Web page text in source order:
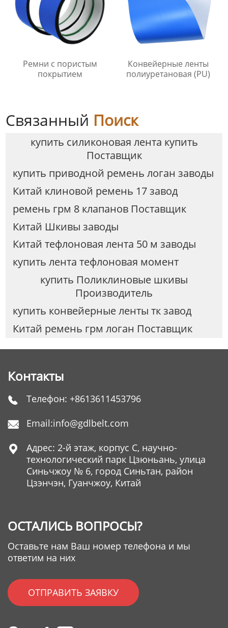
Ремни с пористым
покрытием
Конвейерные ленты
полиуретановая (PU)
Связанный Поиск
купить силиконовая лента купить
Поставщик
купить приводной ремень логан заводы
Китай клиновой ремень 17 завод
ремень грм 8 клапанов Поставщик
Китай Шкивы заводы
Китай тефлоновая лента 50 м заводы
купить лента тефлоновая момент
купить Поликлиновые шкивы
Производитель
купить конвейерные ленты тк завод
Китай ремень грм логан Поставщик
Контакты
 Телефон: +8613611453796
 Email:info@gdlbelt.com

Адрес: 2-й этаж, корпус C, научно-
технологический парк Цзюньань, улица
Синьчжоу № 6, город Синьтан, район
Цзэнчэн, Гуанчжоу, Китай
ОСТАЛИСЬ ВОПРОСЫ?
Оставьте нам Ваш номер телефона и мы
ответим на них
ОТПРАВИТЬ ЗАЯВКУ